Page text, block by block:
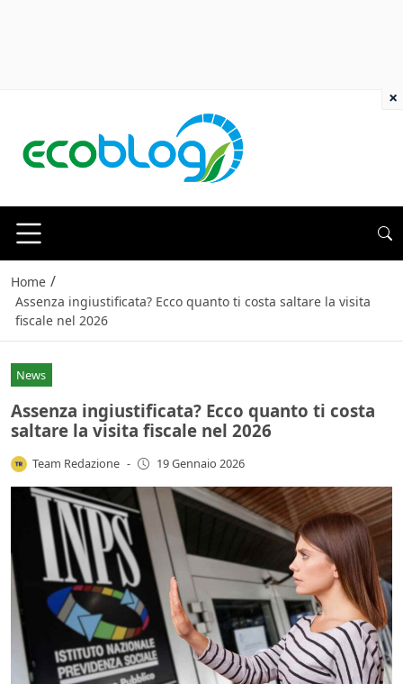
Home /
Assenza ingiustificata? Ecco quanto ti costa saltare la visita
fiscale nel 2026
News
Assenza ingiustificata? Ecco quanto ti costa
saltare la visita fiscale nel 2026
Team Redazione - 19 Gennaio 2026
×